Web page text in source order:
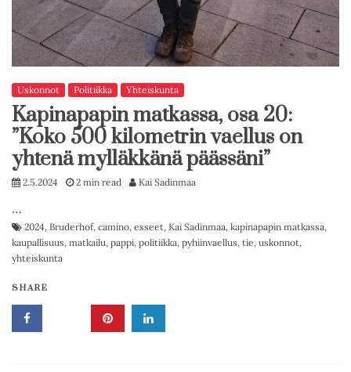
Uskonnot Politiikka Yhteiskunta
Kapinapapin matkassa, osa 20:
”Koko 500 kilometrin vaellus on
yhtenä mylläkkänä päässäni”
2.5.2024 2 min read Kai Sadinmaa
…
2024, Bruderhof, camino, esseet, Kai Sadinmaa, kapinapapin matkassa,
kaupallisuus, matkailu, pappi, politiikka, pyhiinvaellus, tie, uskonnot,
yhteiskunta
SHARE